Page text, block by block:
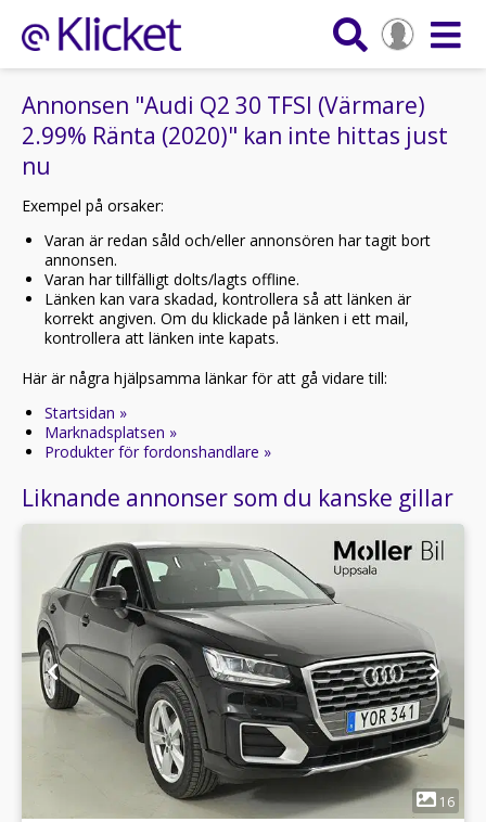
Annonsen "Audi Q2 30 TFSI (Värmare)
2.99% Ränta (2020)" kan inte hittas just
nu
Exempel på orsaker:
Varan är redan såld och/eller annonsören har tagit bort
annonsen.
Varan har tillfälligt dolts/lagts offline.
Länken kan vara skadad, kontrollera så att länken är
korrekt angiven. Om du klickade på länken i ett mail,
kontrollera att länken inte kapats.
Här är några hjälpsamma länkar för att gå vidare till:
Startsidan »
Marknadsplatsen »
Produkter för fordonshandlare »
Liknande annonser som du kanske gillar
1
16